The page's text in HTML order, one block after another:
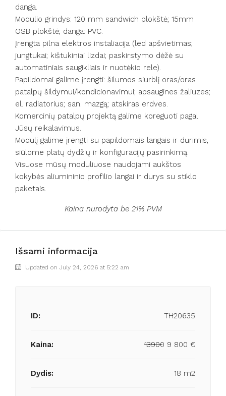
danga.
Modulio grindys: 120 mm sandwich plokštė; 15mm
OSB plokštė; danga: PVC.
Įrengta pilna elektros instaliacija (led apšvietimas;
jungtukai; kištukiniai lizdai; paskirstymo dėžė su
automatiniais saugikliais ir nuotėkio rele).
Papildomai galime įrengti: šilumos siurblį oras/oras
patalpų šildymui/kondicionavimui; apsaugines žaliuzes;
el. radiatorius; san. mazgą; atskiras erdves.
Komercinių patalpų projektą galime koreguoti pagal
Jūsų reikalavimus.
Modulį galime įrengti su papildomais langais ir durimis,
siūlome platų dydžių ir konfiguracijų pasirinkimą.
Visuose mūsų moduliuose naudojami aukštos
kokybės aliumininio profilio langai ir durys su stiklo
paketais.
Kaina nurodyta be 21% PVM
Išsami informacija
Updated on July 24, 2026 at 5:22 am
ID: TH20635
Kaina: 13900 9 800 €
Dydis: 18 m2